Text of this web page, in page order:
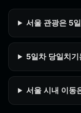
서울 관광은 5
5일차 당일치
서울 시내 이동